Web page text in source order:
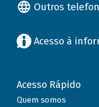
Outros
Acesso à
Acesso Rápido
Quem somos